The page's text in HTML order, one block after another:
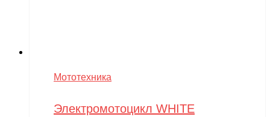
Мототехника
Электромотоцикл WHITE